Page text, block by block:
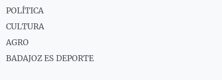
POLÍTICA
CULTURA
AGRO
BADAJOZ ES DEPORTE